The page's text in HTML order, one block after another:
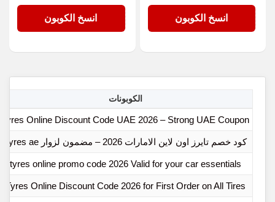
OPLFXQN9
انسخ الكوبون OPLFXQN9
انسخ الكوبون
الكوبونات
Tyres Online Discount Code UAE 2026 – Strong UAE Coupon
كود خصم تايرز اون لاين الامارات 2026 – مضمون لزوار Tyres ae
tyres online promo code 2026 Valid for your car essentials
Tyres Online Discount Code 2026 for First Order on All Tires